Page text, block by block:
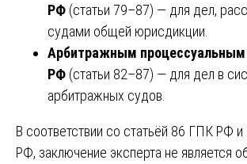
РФ (статьи 79–87) — для дел,
судами общей юрисдикции.
Арбитражным процессуальным
РФ (статьи 82–87) — для дел в
арбитражных судов.
В соответствии со статьёй 86 ГПК РФ
РФ, заключение эксперта не является